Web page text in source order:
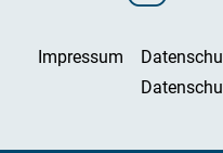
Impressum